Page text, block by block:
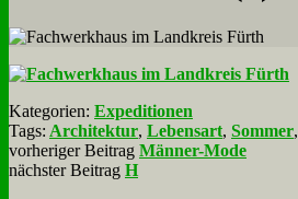
Kategorien: Expeditionen
Tags: Architektur, Lebensart, Sommer,
vorheriger Beitrag Männer-Mode
nächster Beitrag H